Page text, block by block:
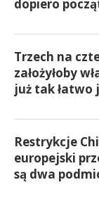
dopiero
Trzech na
założyłoby
już tak łatwo
Restrykcje
europejski
są dwa